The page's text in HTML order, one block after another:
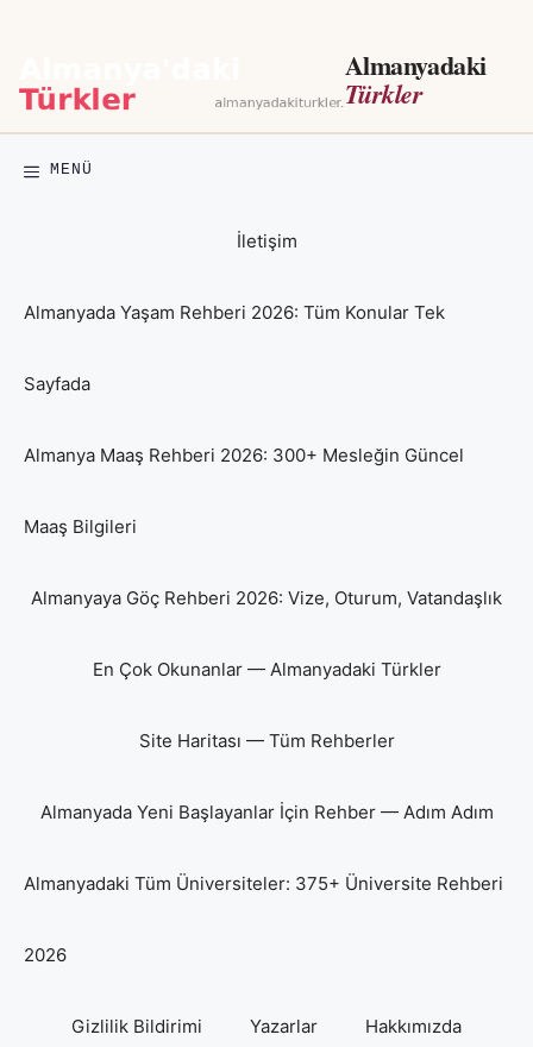
Almanyadaki
Türkler
MENÜ
İletişim
Almanyada Yaşam Rehberi 2026: Tüm Konular Tek
Sayfada
Almanya Maaş Rehberi 2026: 300+ Mesleğin Güncel
Maaş Bilgileri
Almanyaya Göç Rehberi 2026: Vize, Oturum, Vatandaşlık
En Çok Okunanlar — Almanyadaki Türkler
Site Haritası — Tüm Rehberler
Almanyada Yeni Başlayanlar İçin Rehber — Adım Adım
Almanyadaki Tüm Üniversiteler: 375+ Üniversite Rehberi
2026
Gizlilik Bildirimi Yazarlar Hakkımızda